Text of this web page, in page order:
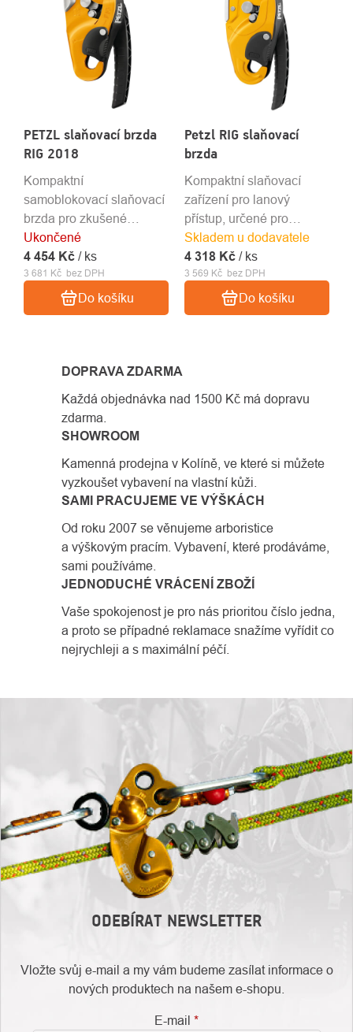
PETZL slaňovací brzda
RIG 2018
Ukončené
3 681 Kč bez DPH
4 454 Kč / ks
Do košíku
Kompaktní
samoblokovací slaňovací
brzda pro zkušené
pracovníky
Petzl RIG slaňovací
brzda
Skladem u dodavatele
3 569 Kč bez DPH
4 318 Kč / ks
Do košíku
Kompaktní slaňovací
zařízení pro lanový
přístup, určené pro
zkušené pracovníky
DOPRAVA ZDARMA
Každá objednávka nad 1500 Kč má dopravu
zdarma.
SHOWROOM
Kamenná prodejna v Kolíně, ve které si můžete
vyzkoušet vybavení na vlastní kůži.
SAMI PRACUJEME VE VÝŠKÁCH
Od roku 2007 se věnujeme arboristice
a výškovým pracím. Vybavení, které prodáváme,
sami používáme.
JEDNODUCHÉ VRÁCENÍ ZBOŽÍ
Vaše spokojenost je pro nás prioritou číslo jedna,
a proto se případné reklamace snažíme vyřídit co
nejrychleji a s maximální péčí.
ODEBÍRAT NEWSLETTER
Vložte svůj e-mail a my vám budeme zasílat informace o
nových produktech na našem e-shopu.
E-mail